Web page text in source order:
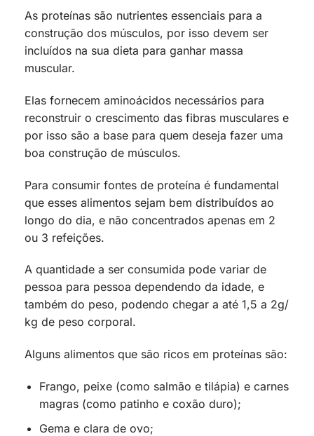
As proteínas são nutrientes essenciais para a
construção dos músculos, por isso devem ser
incluídos na sua dieta para ganhar massa
muscular.
Elas fornecem aminoácidos necessários para
reconstruir o crescimento das fibras musculares e
por isso são a base para quem deseja fazer uma
boa construção de músculos.
Para consumir fontes de proteína é fundamental
que esses alimentos sejam bem distribuídos ao
longo do dia, e não concentrados apenas em 2
ou 3 refeições.
A quantidade a ser consumida pode variar de
pessoa para pessoa dependendo da idade, e
também do peso, podendo chegar a até 1,5 a 2g/
kg de peso corporal.
Alguns alimentos que são ricos em proteínas são:
Frango, peixe (como salmão e tilápia) e carnes
magras (como patinho e coxão duro);
Gema e clara de ovo;